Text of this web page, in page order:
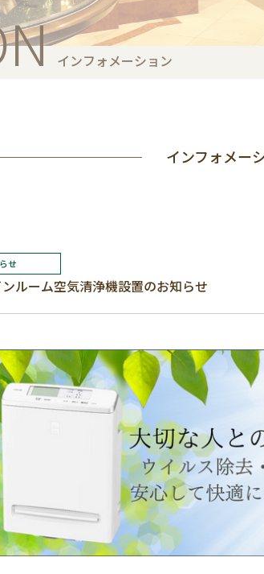
インフォメーション
インフォメー
せ
ルーム空気清浄機設置のお知らせ